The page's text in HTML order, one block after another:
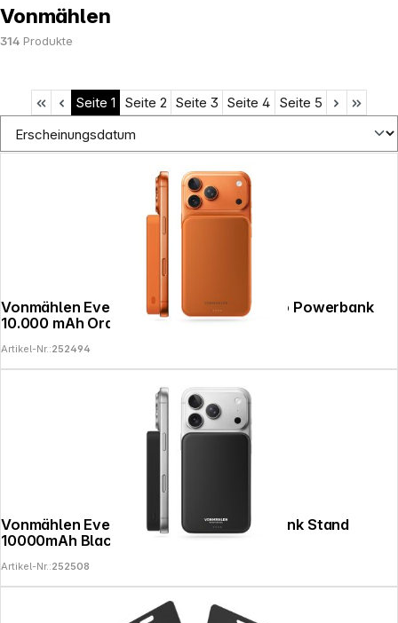
Vonmählen
314 Produkte
Seite 1 Seite 2 Seite 3 Seite 4 Seite 5
Vonmählen Evergreen Magnetic Mag Pro Powerbank
10.000 mAh Orange
Artikel-Nr.:252494
Vonmählen Evergreen Mag Pro Powerbank Stand
10000mAh Black
Artikel-Nr.:252508